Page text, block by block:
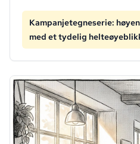
Kampanjetegneserie:
med et tydelig